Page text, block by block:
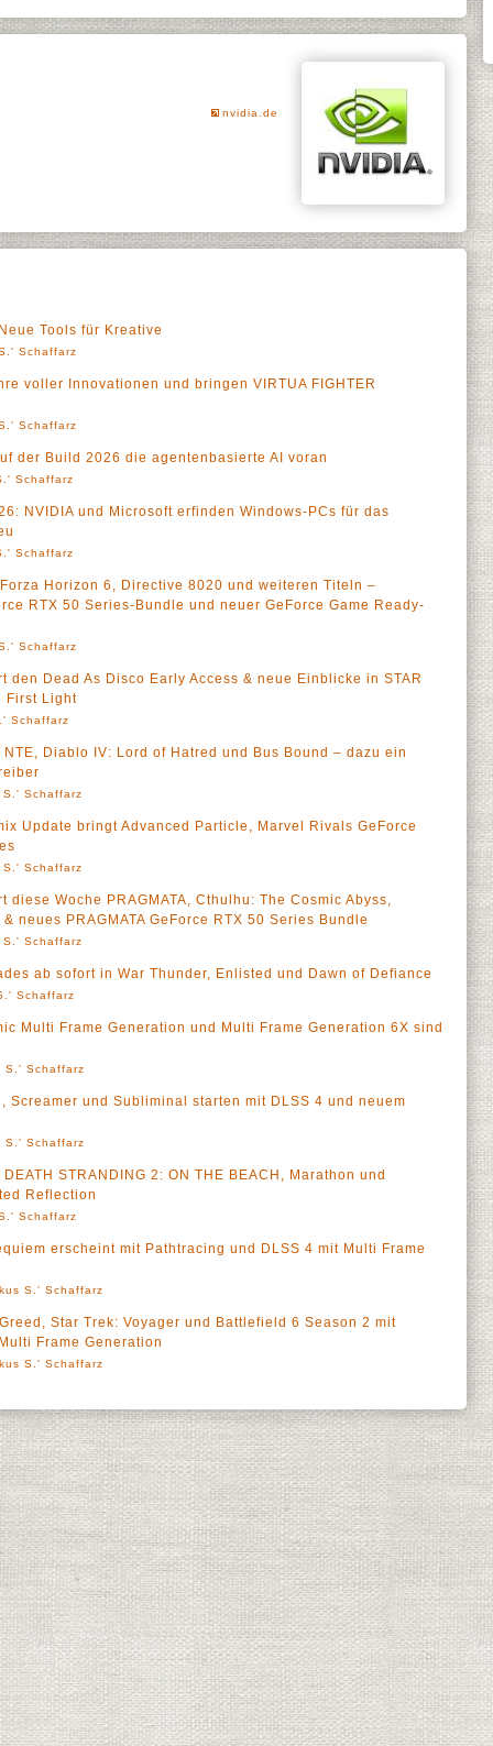
nvidia.de
Tools für Kreative
Schaffarz
voller Innovationen und bringen VIRTUA FIGHTER
Schaffarz
der Build 2026 die agentenbasierte AI voran
Schaffarz
NVIDIA und Microsoft erfinden Windows-PCs für das
Schaffarz
Horizon 6, Directive 8020 und weiteren Titeln –
RTX 50 Series-Bundle und neuer GeForce Game Ready-
Schaffarz
den Dead As Disco Early Access & neue Einblicke in STAR
First Light
Schaffarz
NTE, Diablo IV: Lord of Hatred und Bus Bound – dazu ein
S.' Schaffarz
Update bringt Advanced Particle, Marvel Rivals GeForce
S.' Schaffarz
diese Woche PRAGMATA, Cthulhu: The Cosmic Abyss,
neues PRAGMATA GeForce RTX 50 Series Bundle
S.' Schaffarz
ab sofort in War Thunder, Enlisted und Dawn of Defiance
Schaffarz
Multi Frame Generation und Multi Frame Generation 6X sind
S.' Schaffarz
Screamer und Subliminal starten mit DLSS 4 und neuem
S.' Schaffarz
STRANDING 2: ON THE BEACH, Marathon und
Reflection
Schaffarz
erscheint mit Pathtracing und DLSS 4 mit Multi Frame
S.' Schaffarz
Star Trek: Voyager und Battlefield 6 Season 2 mit
Frame Generation
S.' Schaffarz